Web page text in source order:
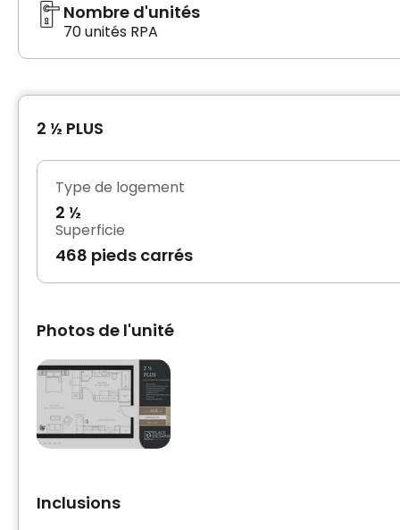
Nombre d'unités
70 unités RPA
2 ½ PLUS
Type de logement
2 ½
Superficie
468 pieds carrés
Photos de l'unité
Inclusions